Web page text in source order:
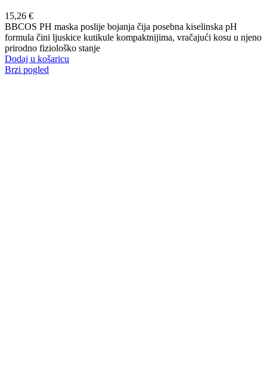
15,26 €
BBCOS PH maska poslije bojanja čija posebna kiselinska pH
formula čini ljuskice kutikule kompaktnijima, vračajući kosu u njeno
prirodno fiziološko stanje
Dodaj u košaricu
Brzi pogled